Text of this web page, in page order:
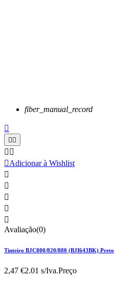
fiber_manual_record

 
 
Adicionar à Wishlist





Avaliação(0)
Tinteiro BJC800/820/880 (BJI643BK) Preto
2,47 €2.01 s/Iva.Preço